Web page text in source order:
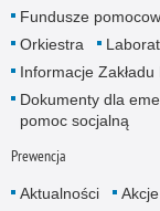
Fundusze
Orkiestra
Informacje
Dokumenty dla
pomoc socjalną
Prewencja
Aktualności